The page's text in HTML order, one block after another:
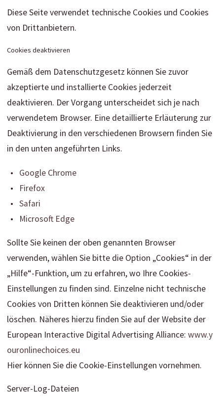
Diese Seite verwendet technische Cookies und Cookies
von Drittanbietern.
Cookies deaktivieren
Gemäß dem Datenschutzgesetz können Sie zuvor
akzeptierte und installierte Cookies jederzeit
deaktivieren. Der Vorgang unterscheidet sich je nach
verwendetem Browser. Eine detaillierte Erläuterung zur
Deaktivierung in den verschiedenen Browsern finden Sie
in den unten angeführten Links.
Google Chrome
Firefox
Safari
Microsoft Edge
Sollte Sie keinen der oben genannten Browser
verwenden, wählen Sie bitte die Option „Cookies“ in der
„Hilfe“-Funktion, um zu erfahren, wo Ihre Cookies-
Einstellungen zu finden sind. Einzelne nicht technische
Cookies von Dritten können Sie deaktivieren und/oder
löschen. Näheres hierzu finden Sie auf der Website der
European Interactive Digital Advertising Alliance:www.y
ouronlinechoices.eu
Hier können Sie die Cookie-Einstellungen vornehmen.
Server-Log-Dateien